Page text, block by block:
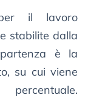
il lavoro
stabilite dalla
è la
su cui viene